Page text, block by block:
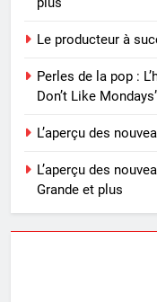
Le producteur à
Perles de la pop :
Don’t Like
L’aperçu des
L’aperçu des
Grande et plus